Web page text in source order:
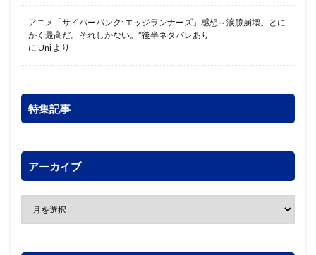
アニメ「サイバーパンク: エッジランナーズ」感想～涙腺崩壊。とに
かく最高だ。それしかない。*後半ネタバレあり
に Uni より
特集記事
アーカイブ